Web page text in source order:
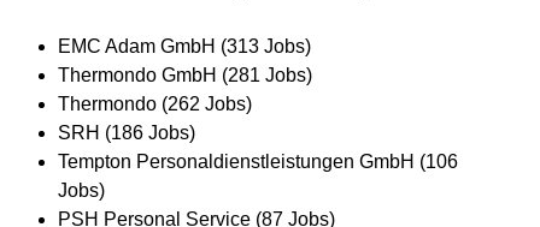
EMC Adam GmbH (313 Jobs)
Thermondo GmbH (281 Jobs)
Thermondo (262 Jobs)
SRH (186 Jobs)
Tempton Personaldienstleistungen GmbH (106
Jobs)
PSH Personal Service (87 Jobs)